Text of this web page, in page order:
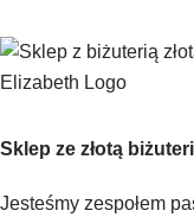
Sklep ze złotą
Jesteśmy zespołem